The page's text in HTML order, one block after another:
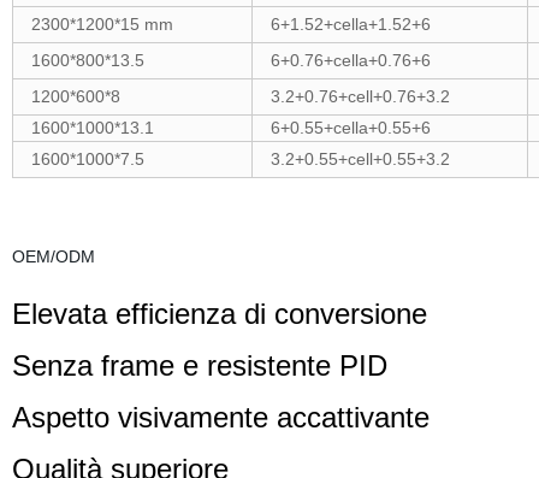
2300*1200*15 mm
6+1.52+cella+1.52+6
1600*800*13.5
6+0.76+cella+0.76+6
1200*600*8
3.2+0.76+cell+0.76+3.2
1600*1000*13.1
6+0.55+cella+0.55+6
1600*1000*7.5
3.2+0.55+cell+0.55+3.2
OEM/ODM
Elevata efficienza di conversione
Senza frameeresistentePID
Aspetto visivamente accattivante
Qualità superiore